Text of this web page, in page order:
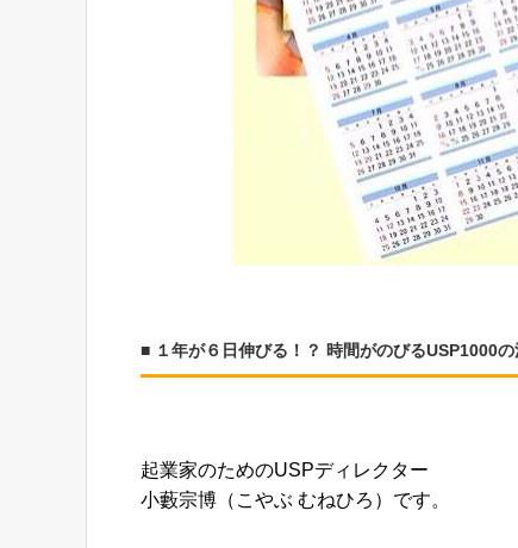
■ １年が６日伸びる！？ 時間がのびるUSP1000の
起業家のためのUSPディレクター
小藪宗博（こやぶ むねひろ）です。